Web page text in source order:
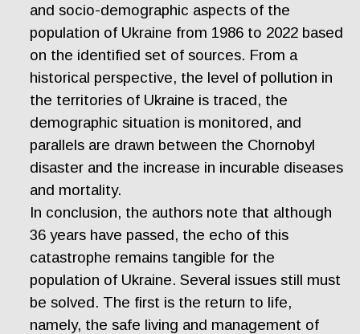
and socio-demographic aspects of the
population of Ukraine from 1986 to 2022 based
on the identified set of sources. From a
historical perspective, the level of pollution in
the territories of Ukraine is traced, the
demographic situation is monitored, and
parallels are drawn between the Chornobyl
disaster and the increase in incurable diseases
and mortality.
In conclusion, the authors note that although
36 years have passed, the echo of this
catastrophe remains tangible for the
population of Ukraine. Several issues still must
be solved. The first is the return to life,
namely, the safe living and management of